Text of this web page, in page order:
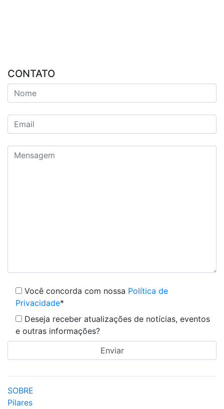
CONTATO
Você concorda com nossa Política de
Privacidade*
Deseja receber atualizações de notícias, eventos
e outras informações?
SOBRE
Pilares